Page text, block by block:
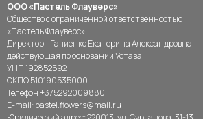
ООО «Пастель Флауверс»
Общество с ограниченной ответственностью
«Пастель Флауверс»
Директор - Гапиенко Екатерина Александровна,
действующая по основании Устава.
УНП 192852592
ОКПО 510190535000
Телефон +375292009880
E-mail: pastel.flowers@mail.ru